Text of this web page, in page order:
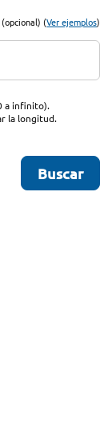
(opcional) (Ver ejemplos)
a infinito).
la longitud.